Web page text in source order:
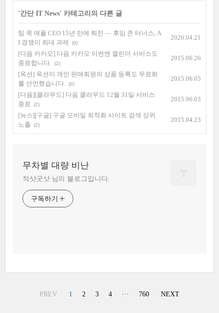
'간단 IT News' 카테고리의 다른 글
팀 쿡 애플 CEO 15년 만에 퇴진 — 후임 존 터너스, A
I 경쟁이 최대 과제
(0)
2026.04.21
[다음 카카오] 다음 카카오 이번엔 캘린더 서비스도
종료합니다.
(2)
2015.06.26
[옥션] 옥션이 개인 판매회원의 상품 등록도 무료화
를 선언했습니다.
(0)
2015.06.05
[다음][클라우드] 다음 클라우드 12월 31일 서비스
종료
(2)
2015.06.03
[뉴스][구글] 구글 모바일 최적화 사이트 검색 상위
노출
(2)
2015.04.23
무차별 대량 비난
적샷굿샷 님의 블로그입니다.
구독하기
PREV 1 2 3 4 ··· 760 NEXT